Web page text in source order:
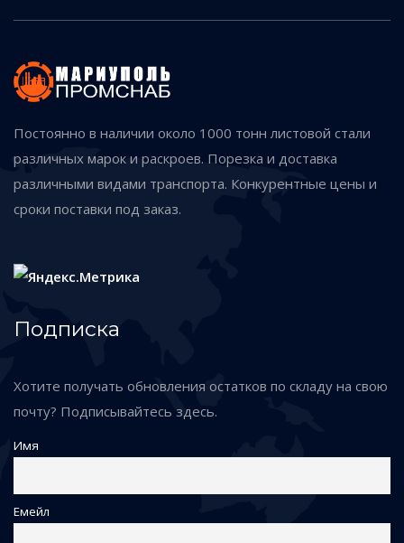
Постоянно в наличии около 1000 тонн листовой стали
различных марок и раскроев. Порезка и доставка
различными видами транспорта. Конкурентные цены и
сроки поставки под заказ.
Подписка
Хотите получать обновления остатков по складу на свою
почту? Подписывайтесь здесь.
Имя
Емейл